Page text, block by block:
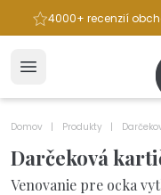
4000+ recenzií
Domov Produkty
Darčeková
Venovanie pre ocka